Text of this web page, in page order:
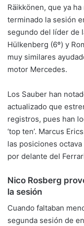
Räikkönen, que ya
terminado la sesión
segundo del líder de
Hülkenberg (6º) y
muy similares
motor Mercedes.
Los Sauber han
actualizado que
registros, pues han
‘top ten’. Marcus
las posiciones
por delante del
Nico Rosberg
la sesión
Cuando faltaban
segunda sesión de